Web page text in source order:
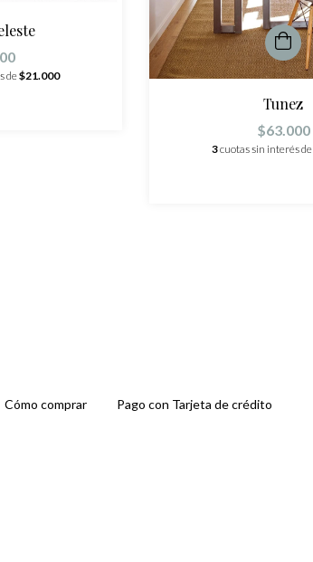
de$21.000
Tunez
$63.000
3cuotas sin interés de
Cómo comprar Pago con Tarjeta de crédito